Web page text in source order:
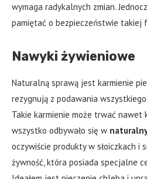
wymaga radykalnych zmian.
pamiętać o bezpieczeństwie takiej
Nawyki żywieniowe
Naturalną sprawą jest karmienie
rezygnują z podawania
Takie karmienie może trwać nawet
wszystko odbywało się w
oczywiście produkty w słoiczkach i
żywność, która posiada specjalne